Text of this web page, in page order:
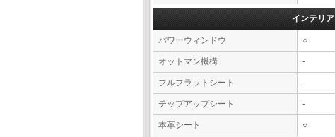
インテリア
パワーウィンドウ ○
オットマン機構 -
フルフラットシート -
チップアップシート -
本革シート ○